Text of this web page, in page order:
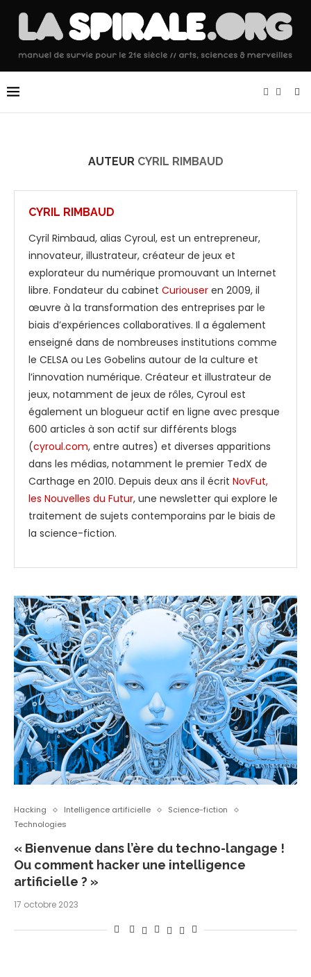
AUTEUR CYRIL RIMBAUD
CYRIL RIMBAUD
Cyril Rimbaud, alias Cyroul, est un entrepreneur,
innovateur, illustrateur, créateur de jeux et
explorateur du numérique promouvant un Internet
libre. Fondateur du cabinet Curiouser en 2009, il
œuvre à la transformation des entreprises par le
biais d’expériences collaboratives. Il a également
enseigné dans de nombreuses institutions comme
le CELSA ou Les Gobelins autour de la culture et
l’innovation numérique. Créateur et illustrateur de
jeux, notamment de jeux de rôles, Cyroul est
également un blogueur actif en ligne avec presque
600 articles à son actif sur différents blogs
(cyroul.com, entre autres) et diverses apparitions
dans les médias, notamment le premier TedX de
Carthage en 2010. Depuis deux ans il écrit NovFut,
les Nouvelles du Futur, une newsletter qui explore le
traitement de sujets contemporains par le biais de
la science-fiction.
Hacking Intelligence artificielle
Science-fiction
Technologies
« Bienvenue dans l’ère du techno-langage !
Ou comment hacker une intelligence
artificielle ? »
17 octobre 2023